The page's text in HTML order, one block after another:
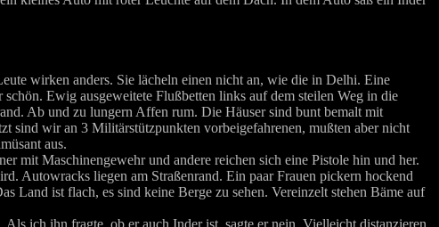
wirken anders. Sie lächeln einen nicht an, wie die in Delhi. Eine
Ewig ausgeweitete Flußbetten links auf dem steilen Weg in die
Ab und zu lungern Affen rum. Die Häuser sind bunt bemalt mit
sind wir an 3 Militärstützpunkten vorbeigefahrenen, mußten aber nicht
aus.
mit Maschinengewehr und andere reichen sich eine Pistole hin und her.
Autowracks liegen am Straßenrand. Ein paar Frauen pickern hockend
Land ist flach, es sind keine Berge zu sehen. Vereinzelt stehen Bäme auf
ich ihn fragte, ob er auch Inder ist, sagte er nein. Vielleicht distanzieren